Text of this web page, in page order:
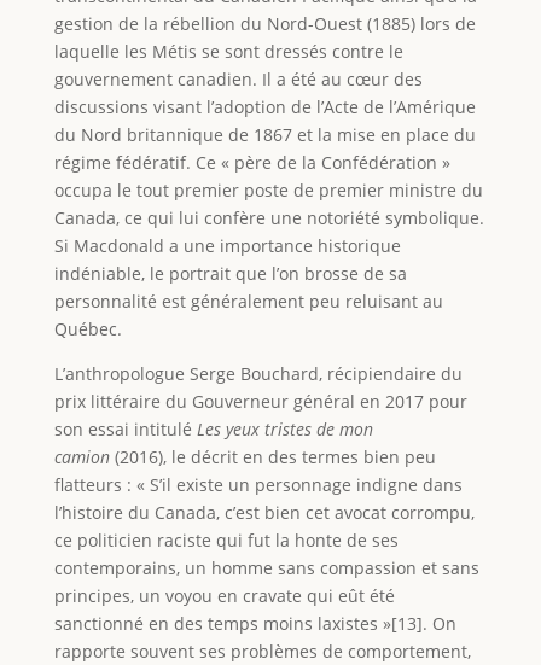
gestion de la rébellion du Nord-Ouest (1885) lors de
laquelle les Métis se sont dressés contre le
gouvernement canadien. Il a été au cœur des
discussions visant l’adoption de l’Acte de l’Amérique
du Nord britannique de 1867 et la mise en place du
régime fédératif. Ce « père de la Confédération »
occupa le tout premier poste de premier ministre du
Canada, ce qui lui confère une notoriété symbolique.
Si Macdonald a une importance historique
indéniable, le portrait que l’on brosse de sa
personnalité est généralement peu reluisant au
Québec.
L’anthropologue Serge Bouchard, récipiendaire du
prix littéraire du Gouverneur général en 2017 pour
son essai intitulé Les yeux tristes de mon
camion(2016), le décrit en des termes bien peu
flatteurs : « S’il existe un personnage indigne dans
l’histoire du Canada, c’est bien cet avocat corrompu,
ce politicien raciste qui fut la honte de ses
contemporains, un homme sans compassion et sans
principes, un voyou en cravate qui eût été
sanctionné en des temps moins laxistes »[13]. On
rapporte souvent ses problèmes de comportement,